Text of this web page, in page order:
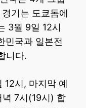
운드
발 라인업
기는 도쿄돔에
3월 9일 12시
민국과 일본전
니다.
12시, 마지막 예
7시(19시) 합